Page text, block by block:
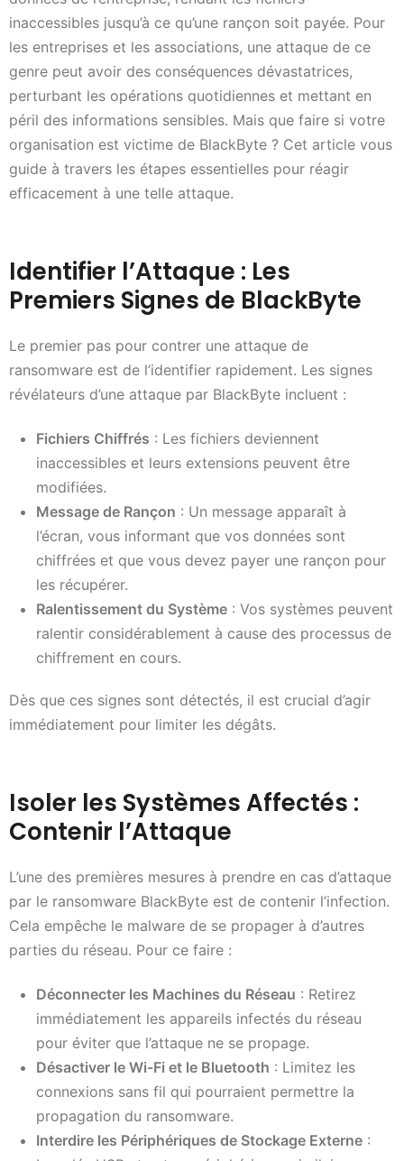
inaccessibles jusqu’à ce qu’une rançon soit payée. Pour
les entreprises et les associations, une attaque de ce
genre peut avoir des conséquences dévastatrices,
perturbant les opérations quotidiennes et mettant en
péril des informations sensibles. Mais que faire si votre
organisation est victime de BlackByte ? Cet article vous
guide à travers les étapes essentielles pour réagir
efficacement à une telle attaque.
Identifier l’Attaque : Les
Premiers Signes de BlackByte
Le premier pas pour contrer une attaque de
ransomware est de l’identifier rapidement. Les signes
révélateurs d’une attaque par BlackByte incluent :
Fichiers Chiffrés : Les fichiers deviennent
inaccessibles et leurs extensions peuvent être
modifiées.
Message de Rançon : Un message apparaît à
l’écran, vous informant que vos données sont
chiffrées et que vous devez payer une rançon pour
les récupérer.
Ralentissement du Système : Vos systèmes peuvent
ralentir considérablement à cause des processus de
chiffrement en cours.
Dès que ces signes sont détectés, il est crucial d’agir
immédiatement pour limiter les dégâts.
Isoler les Systèmes Affectés :
Contenir l’Attaque
L’une des premières mesures à prendre en cas d’attaque
par le ransomware BlackByte est de contenir l’infection.
Cela empêche le malware de se propager à d’autres
parties du réseau. Pour ce faire :
Déconnecter les Machines du Réseau : Retirez
immédiatement les appareils infectés du réseau
pour éviter que l’attaque ne se propage.
Désactiver le Wi-Fi et le Bluetooth : Limitez les
connexions sans fil qui pourraient permettre la
propagation du ransomware.
Interdire les Périphériques de Stockage Externe :